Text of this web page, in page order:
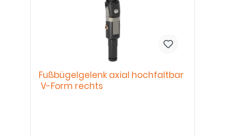
Fußbügelgelenk axial hochfaltbar
V-Form rechts